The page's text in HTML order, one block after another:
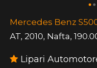
Mercedes Benz
AT, 2010, Nafta,
Lipari